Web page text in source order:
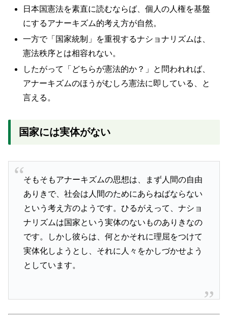
日本国憲法を素直に読むならば、個人の人権を基盤
にするアナーキズム的考え方が自然。
一方で「国家統制」を重視するナショナリズムは、
憲法秩序とは相容れない。
したがって「どちらが憲法的か？」と問われれば、
アナーキズムのほうがむしろ憲法に即している、と
言える。
国家には実体がない
そもそもアナーキズムの思想は、まず人間の自由
ありきで、社会は人間のためにあらねばならない
という考え方のようです。ひるがえって、ナショ
ナリズムは国家という実体のないものありきなの
です。しかし彼らは、何とかそれに理屈をつけて
実体化しようとし、それに人々をかしづかせよう
としています。